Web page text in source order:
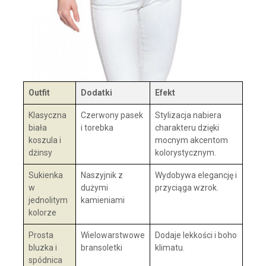
Outfit Dodatki Efekt
Klasyczna
biała
koszula i
dżinsy
Czerwony pasek
i torebka
Stylizacja nabiera
charakteru dzięki
mocnym akcentom
kolorystycznym.
Sukienka
w
jednolitym
kolorze
Naszyjnik z
dużymi
kamieniami
Wydobywa elegancję i
przyciąga wzrok.
Prosta
bluzka i
spódnica
Wielowarstwowe
bransoletki
Dodaje lekkości i boho
klimatu.